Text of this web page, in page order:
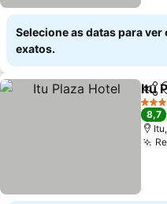
Selecione as datas para ver
exatos.
Itu
4
8,7